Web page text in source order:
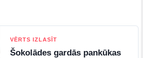
VĒRTS IZLASĪT
Šokolādes gardās pankūkas